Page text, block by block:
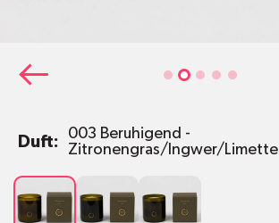
Duft:
003 Beruhigend -
Zitronengras/Ingwer/Limette
003
BeruhigendVerführerischZartbitter